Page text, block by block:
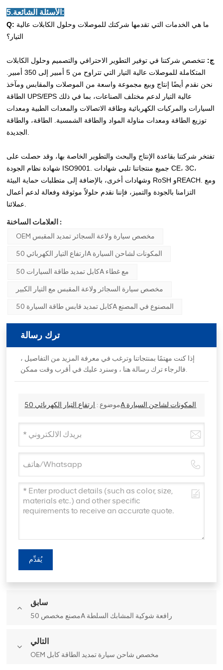
5.الأسئلة الشائعة:
Q:
التيار؟
ج: تتخصص شركتنا في توفير التطوير الاحترافي والتصميم وحلول الكابلات
المتكاملة للموصلات عالية التيار التي تتراوح من 5 أمبير إلى 350 أمبير.
نحن نقدم أيضًا إنتاج وبيع مجموعة واسعة من الموصلات والمقابس ومآخذ
الطاقة UPS/EPS عالية التيار لدعم مختلف الصناعات، بما في ذلك
السيارات والمركبات الكهربائية وطاقة الاتصالات والمعدات الطبية ومعدات
توزيع الطاقة ومعدات مناولة المواد والطاقة الشمسية. الطاقة، والطاقة
الجديدة.
تفتخر شركتنا بقاعدة الإنتاج والبحث والتطوير الخاصة بها، وقد حصلت على
شهادة نظام الجودة ISO9001. جميع منتجاتنا تلبي شهادات CE، 3C،
وشهادات أخرى، بالإضافة إلى متطلبات حماية البيئة RoSH وREACH. ومع
التزامنا بالجودة والتميز، فإننا نقدم حلولاً موثوقة وفعالة لدعم أعمال
عملائنا.
العلامات الساخنة :
OEM مخصص سيارة ولاعة السجائر تمديد المقبس
ارتفاع التيار الكهربائي 50A المكونات لشاحن السيارة
كابل تمديد طاقة السيارات 50A مع غطاء
مخصص سيارة السجائر ولاعة المقبس مع التيار الكبير
كابل تمديد قابس طاقة السيارة 50A المصنوع في المصنع
ترك رسالة
إذا كنت مهتمًا بمنتجاتنا وترغب في معرفة المزيد من التفاصيل ،
فالرجاء ترك رسالة هنا ، وسنرد عليك في أقرب وقت ممكن.
موضوع : ارتفاع التيار الكهربائي 50A المكونات لشاحن السيارة
يُقدِّم
سابق
مصنع مخصص 50A رافعة شوكية المشابك السلطة
التالي
OEM مخصص شاحن سيارة تمديد الطاقة كابل